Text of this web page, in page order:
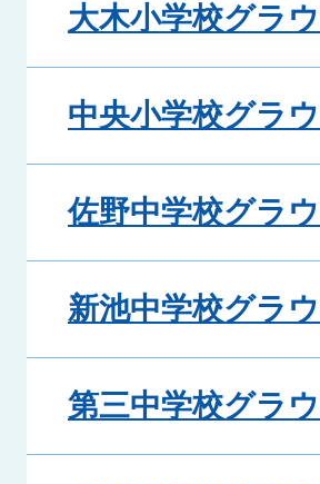
大木小学校グラ
中央小学校グラ
佐野中学校グラ
新池中学校グラ
第三中学校グラ